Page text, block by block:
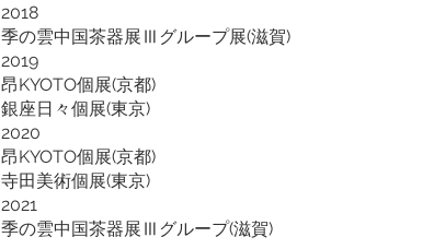
2018
季の雲中国茶器展Ⅲグループ展(滋賀)
2019
昂KYOTO個展(京都)
銀座日々個展(東京)
2020
昂KYOTO個展(京都)
寺田美術個展(東京)
2021
季の雲中国茶器展Ⅲグループ(滋賀)